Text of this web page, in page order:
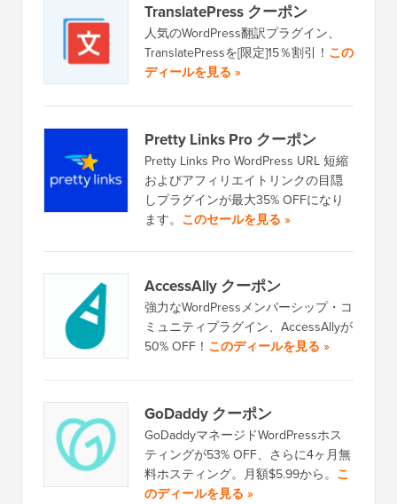
TranslatePress クーポン
人気のWordPress翻訳プラグイン、
TranslatePressを[限定]15％割引！ この
ディールを見る »
Pretty Links Pro クーポン
Pretty Links Pro WordPress URL 短縮
およびアフィリエイトリンクの目隠
しプラグインが最大35% OFFになり
ます。 このセールを見る »
AccessAlly クーポン
強力なWordPressメンバーシップ・コ
ミュニティプラグイン、AccessAllyが
50% OFF！ このディールを見る »
GoDaddy クーポン
GoDaddyマネージドWordPressホス
ティングが53% OFF、さらに4ヶ月無
料ホスティング。月額$5.99から。 こ
のディールを見る »